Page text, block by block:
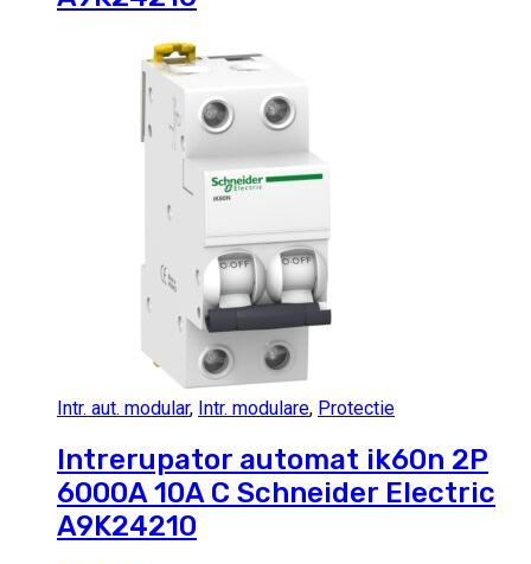
Intr. aut. modular, Intr. modulare, Protectie
Intrerupator automat ik60n 2P
6000A 10A C Schneider Electric
A9K24210